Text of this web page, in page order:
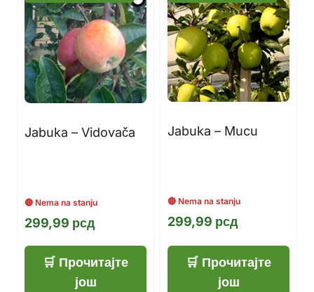
Jabuka – Vidovača
299,99 рсд
Прочитајте
још
Jabuka – Mucu
299,99 рсд
Прочитајте
још